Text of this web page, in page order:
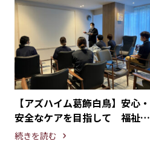
【アズハイム葛飾白鳥】安心・
安全なケアを目指して 福祉用
具勉強会
続きを読む